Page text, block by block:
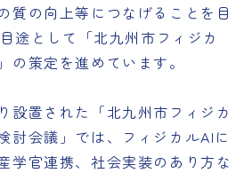
質の向上等につなげることを目
途として「北九州市フィジカ
の策定を進めています。
設置された「北九州市フィジカ
討会議」では、フィジカルAIに
学官連携、社会実装のあり方な